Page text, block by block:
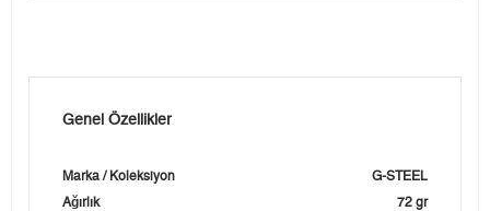
Genel Özellikler
Marka / Koleksiyon
G-STEEL
Ağırlık
72 gr